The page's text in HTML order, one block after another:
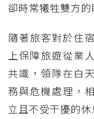
卻時常犧牲雙方的
隨著旅客對於住
上保障旅遊從業
共識，領隊在白
務與危機處理，
立且不受干擾的休